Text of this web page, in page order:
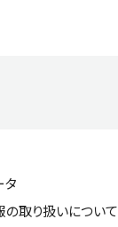
タ
取り扱いについて